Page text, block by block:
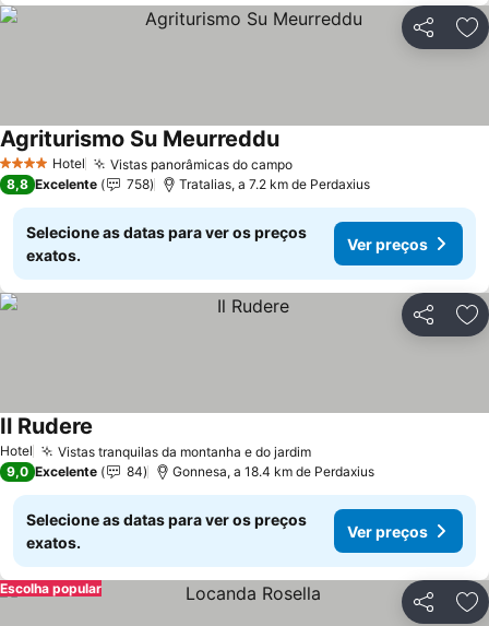
Partilhar
4 EstrelasHotel Vistas panorâmicas do campo
Agriturismo Su Meurreddu
8,8 Excelente 758 Tratalias, a 7.2 km de Perdaxius
Selecione as datas para ver os preços
exatos.
Ver preços
Partilhar
Hotel Vistas tranquilas da montanha e do jardim
Il Rudere
9,0 Excelente 84 Gonnesa, a 18.4 km de Perdaxius
Selecione as datas para ver os preços
exatos.
Ver preços
Partilhar
Escolha popular